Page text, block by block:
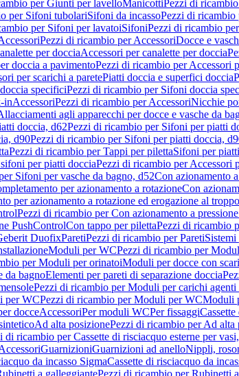
per Giunti per lavelloManicottiPezzi di
per Sifoni tubolariSifoni da incassoPezzi di ricambio
per Sifoni per lavatoiSifoniPezzi di ricambio
Pezzi di ricambio per AccessoriDocce e
per docciaAccessori per canalette per doccia
doccia a pavimentoPezzi di ricambio per Accessori
per scarichi a paretePiatti doccia e superfici doccia
specificiPezzi di ricambio per Sifoni doccia
inAccessoriPezzi di ricambio per AccessoriNicchie
agli apparecchi per docce e vasche da
doccia, d62Pezzi di ricambio per Sifoni per piatti
d90Pezzi di ricambio per Sifoni per piatti doccia,
Pezzi di ricambio per Tappi per pilettaSifoni per
per piatti docciaPezzi di ricambio per Accessori
Sifoni per vasche da bagno, d52Con azionamento
per azionamento a rotazioneCon
per azionamento a rotazione ed erogazione al
Pezzi di ricambio per Con azionamento a
PushControlCon tappo per pilettaPezzi di ricambio
DuofixParetiPezzi di ricambio per Pareti
Moduli per WCPezzi di ricambio per
per Moduli per orinatoiModuli per docce con
da bagnoElementi per pareti di separazione doccia
Pezzi di ricambio per Moduli per carichi agenti
per WCPezzi di ricambio per Moduli per WCModuli
docceAccessoriPer moduli WCPer fissaggi
Ad alta posizionePezzi di ricambio per Ad alta
di ricambio per Cassette di risciacquo esterne per
GuarnizioniGuarnizioni ad anelloNippli,
da incasso SigmaCassette di risciacquo da
a galleggiantePezzi di ricambio per Rubinetti